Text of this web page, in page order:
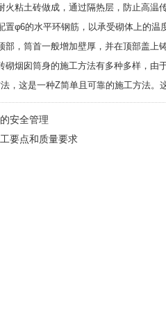
火粘土砖做成，通过隔热层，防止高温
置φ6的水平环钢筋，以承受砌体上的
部，筒首一般增加壁厚，并在顶部盖上
砌烟囱筒身的施工方法有多种多样，
，这是一种Z简单且可靠的施工方法。
安全管理
要点和质量要求